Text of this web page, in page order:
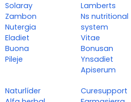
Solaray
Zambon
Nutergia
Eladiet
Buona
Pileje
Lamberts
Ns nutritional
system
Vitae
Bonusan
Ynsadiet
Apiserum
Naturlíder
Curesupport